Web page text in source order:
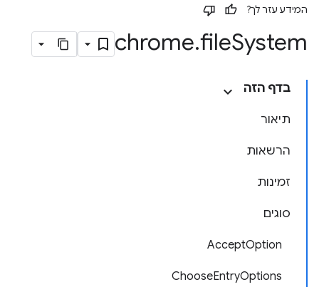
המידע עזר לך?
chrome.fileSystem
בדף הזה
תיאור
הרשאות
זמינות
סוגים
AcceptOption
ChooseEntryOptions